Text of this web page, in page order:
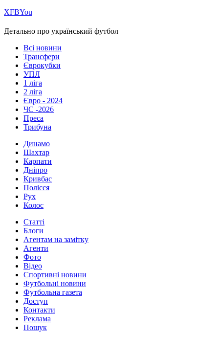
ХFBYou
Детально про український футбол
Всі новини
Трансфери
Єврокубки
УПЛ
1 ліга
2 ліга
Євро - 2024
ЧС -2026
Преса
Трибуна
Динамо
Шахтар
Карпати
Дніпро
Кривбас
Полісся
Рух
Колос
Статті
Блоги
Агентам на замітку
Агенти
Фото
Відео
Спортивні новини
Футбольні новини
Футбольна газета
Доступ
Контакти
Реклама
Пошук